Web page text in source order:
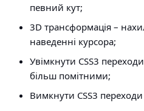
певний кут;
3D трансформація–
наведенні курсора;
Увімкнути CSS3 переходи
більш помітними;
Вимкнути CSS3 переходи